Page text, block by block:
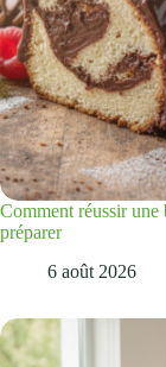
Comment réussir une
préparer
6 août 2026